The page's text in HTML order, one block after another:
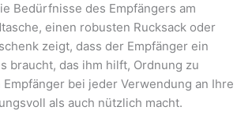
Bedürfnisse des Empfängers am
einen robusten Rucksack oder
zeigt, dass der Empfänger ein
braucht, das ihm hilft, Ordnung zu
bei jeder Verwendung an Ihre
als auch nützlich macht.